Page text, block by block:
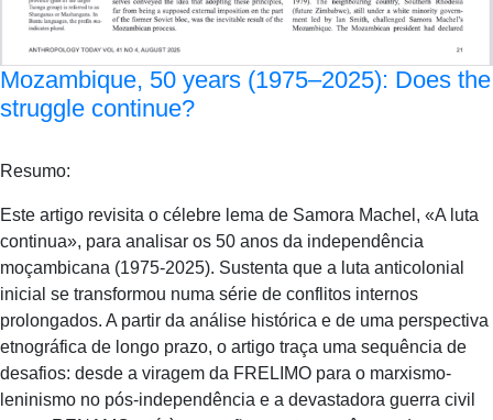
Mozambique, 50 years (1975–2025): Does the
struggle continue?
Resumo:
Este artigo revisita o célebre lema de Samora Machel, «A luta
continua», para analisar os 50 anos da independência
moçambicana (1975-2025). Sustenta que a luta anticolonial
inicial se transformou numa série de conflitos internos
prolongados. A partir da análise histórica e de uma perspectiva
etnográfica de longo prazo, o artigo traça uma sequência de
desafios: desde a viragem da FRELIMO para o marxismo-
leninismo no pós-independência e a devastadora guerra civil